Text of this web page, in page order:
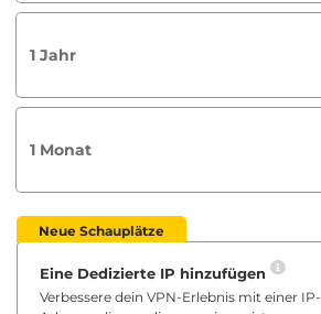
1 Jahr
1 Monat
Neue Schauplätze
Eine Dedizierte IP hinzufügen
Verbessere dein VPN-Erlebnis mit einer IP-